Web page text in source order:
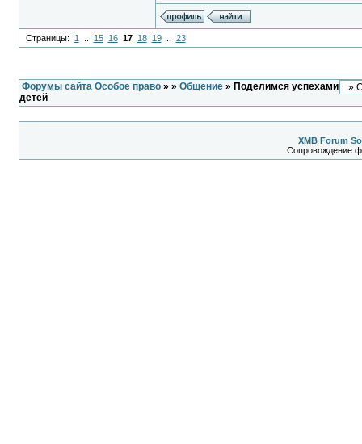
Страницы: 1 15 16 17 18 19.. 23
Форумы сайта Особое право» » Общение» Поделимся успехами
детей
XMB Forum
Сопровождение